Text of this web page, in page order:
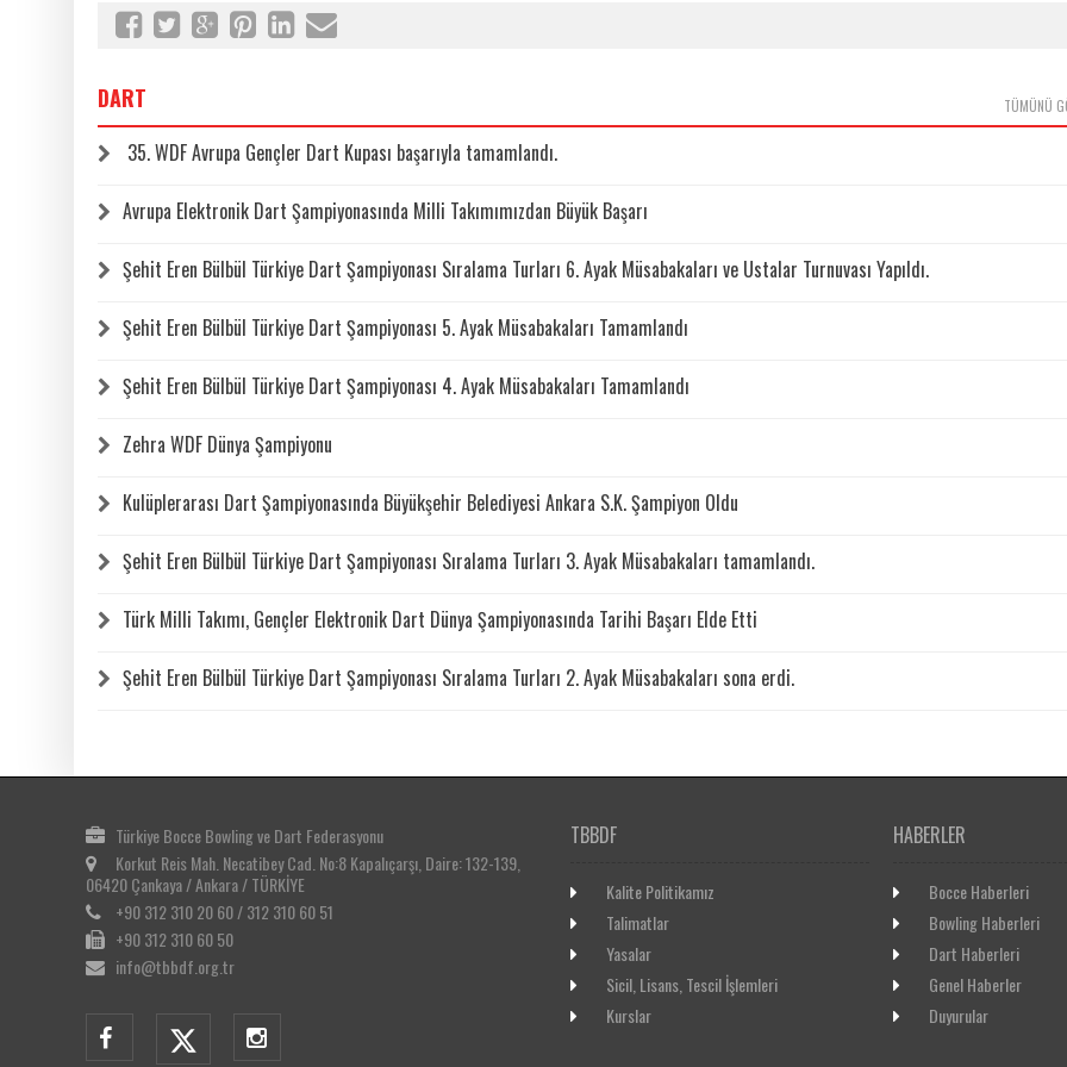
TÜMÜNÜ
DART
35. WDF Avrupa Gençler Dart Kupası başarıyla tamamlandı.
Avrupa Elektronik Dart Şampiyonasında Milli Takımımızdan Büyük Başarı
Şehit Eren Bülbül Türkiye Dart Şampiyonası Sıralama Turları 6. Ayak Müsabakaları ve Ustalar Turnuvası Yapıldı.
Şehit Eren Bülbül Türkiye Dart Şampiyonası 5. Ayak Müsabakaları Tamamlandı
Şehit Eren Bülbül Türkiye Dart Şampiyonası 4. Ayak Müsabakaları Tamamlandı
Zehra WDF Dünya Şampiyonu
Kulüplerarası Dart Şampiyonasında Büyükşehir Belediyesi Ankara S.K. Şampiyon Oldu
Şehit Eren Bülbül Türkiye Dart Şampiyonası Sıralama Turları 3. Ayak Müsabakaları tamamlandı.
Türk Milli Takımı, Gençler Elektronik Dart Dünya Şampiyonasında Tarihi Başarı Elde Etti
Şehit Eren Bülbül Türkiye Dart Şampiyonası Sıralama Turları 2. Ayak Müsabakaları sona erdi.
Türkiye Bocce Bowling ve Dart Federasyonu
Korkut Reis Mah. Necatibey Cad. No:8 Kapalıçarşı, Daire: 132-139,
06420 Çankaya / Ankara / TÜRKİYE
+90 312 310 20 60 / 312 310 60 51
+90 312 310 60 50
info@tbbdf.org.tr
TBBDF
Kalite Politikamız
Talimatlar
Yasalar
Sicil, Lisans, Tescil İşlemleri
Kurslar
HABERLER
Bocce Haberleri
Bowling Haberleri
Dart Haberleri
Genel Haberler
Duyurular